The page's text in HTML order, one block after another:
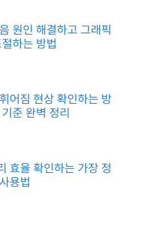
원인 해결하고 그래픽
하는 방법
어짐 현상 확인하는 방
준 완벽 정리
효율 확인하는 가장 정
용법